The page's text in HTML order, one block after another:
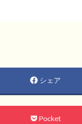
シェア
Pocket